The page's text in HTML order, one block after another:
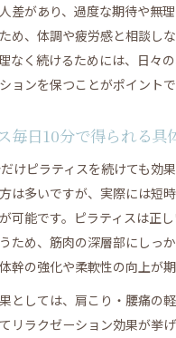
差があり、過度な期待や無
め、体調や疲労感と相談し
なく続けるためには、日々
ョンを保つことがポイントで
毎日10分で得られる具
だけピラティスを続けても効
は多いですが、実際には短
可能です。ピラティスは正
ため、筋肉の深層部にしっ
幹の強化や柔軟性の向上が期
としては、肩こり・腰痛の
リラクゼーション効果が挙